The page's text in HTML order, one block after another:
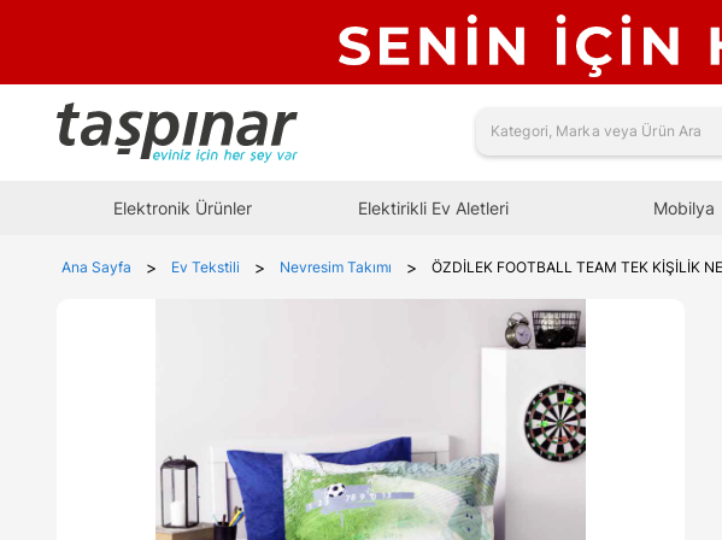
Elektronik Ürünler Elektirikli Ev Aletleri Mobilya
Ana Sayfa > Ev Tekstili > Nevresim Takımı > ÖZDİLEK FOOTBALL TEAM TEK KİŞİLİK